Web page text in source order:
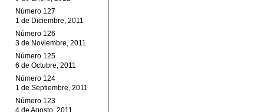
Número 127
1 de Diciembre, 2011
Número 126
3 de Noviembre, 2011
Número 125
6 de Octubre, 2011
Número 124
1 de Septiembre, 2011
Número 123
4 de Agosto, 2011